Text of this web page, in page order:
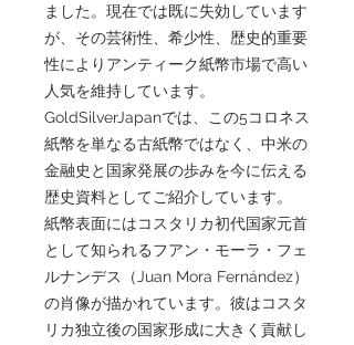
ました。現在では既に失効しています
が、その芸術性、希少性、歴史的重要
性によりアンティーク紙幣市場で高い
人気を維持しています。
GoldSilverJapanでは、この5コロネス
紙幣を単なる古紙幣ではなく、中米の
金融史と国家発展の歩みを今に伝える
歴史資料としてご紹介しています。
紙幣表面にはコスタリカ初代国家元首
として知られるフアン・モーラ・フェ
ルナンデス（Juan Mora Fernández）
の肖像が描かれています。彼はコスタ
リカ独立後の国家形成に大きく貢献し